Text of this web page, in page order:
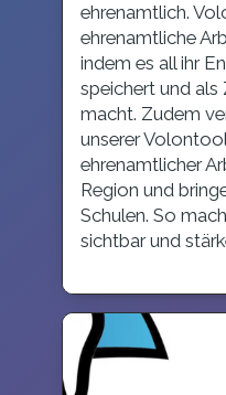
ehrenamtlich.
ehrenamtliche
indem es all ihr
speichert und
macht. Zudem
unserer
ehrenamtlicher
Region und
Schulen. So
sichtbar und